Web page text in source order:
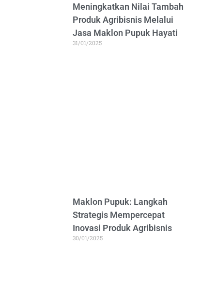
Meningkatkan Nilai Tambah
Produk Agribisnis Melalui
Jasa Maklon Pupuk Hayati
31/01/2025
Maklon Pupuk: Langkah
Strategis Mempercepat
Inovasi Produk Agribisnis
30/01/2025